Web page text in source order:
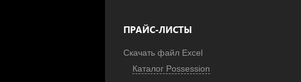
ПРАЙС-ЛИСТЫ
Скачать файл Excel
Каталог Possession